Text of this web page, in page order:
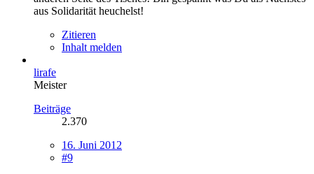
aus Solidarität heuchelst!
Zitieren
Inhalt melden
lirafe
Meister
Beiträge
2.370
16. Juni 2012
#9